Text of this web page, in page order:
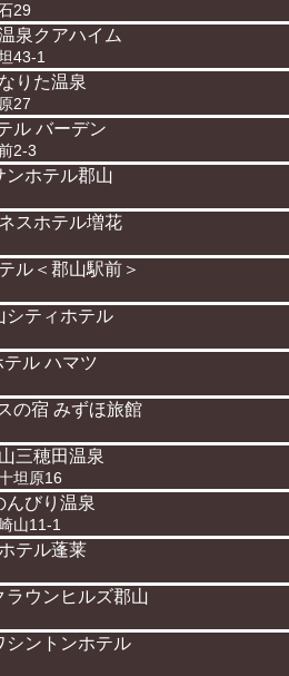
29
泉クアハイム
43-1
なりた温泉
27
ル バーデン
2-3
ンホテル郡山
スホテル増花
ル＜郡山駅前＞
シティホテル
テル ハマツ
の宿 みずほ旅館
三穂田温泉
坦原16
んびり温泉
山11-1
ホテル蓬莱
ラウンヒルズ郡山
シントンホテル